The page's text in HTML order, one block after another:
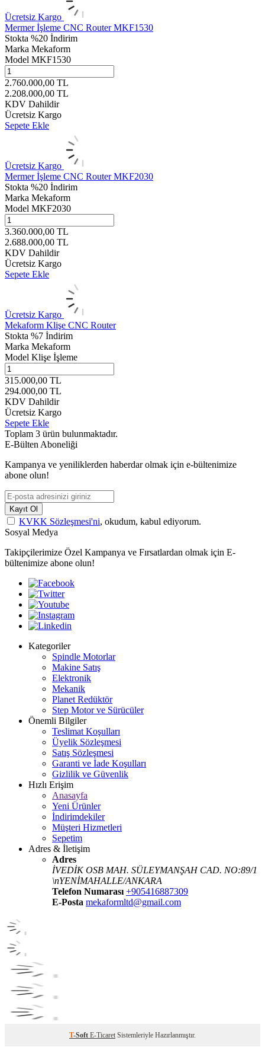
Ücretsiz Kargo
Mermer İşleme CNC Router MKF1530
Stokta %20 İndirim
Marka Mekaform
Model MKF1530
2.760.000,00 TL
2.208.000,00 TL
KDV Dahildir
Ücretsiz Kargo
Sepete Ekle
Ücretsiz Kargo
Mermer İşleme CNC Router MKF2030
Stokta %20 İndirim
Marka Mekaform
Model MKF2030
3.360.000,00 TL
2.688.000,00 TL
KDV Dahildir
Ücretsiz Kargo
Sepete Ekle
Ücretsiz Kargo
Mekaform Klişe CNC Router
Stokta %7 İndirim
Marka Mekaform
Model Klişe İşleme
315.000,00 TL
294.000,00 TL
KDV Dahildir
Ücretsiz Kargo
Sepete Ekle
Toplam 3 ürün bulunmaktadır.
E-Bülten Aboneliği
Kampanya ve yeniliklerden haberdar olmak için e-bültenimize
abone olun!
Kayıt Ol
KVKK Sözleşmesi'ni, okudum, kabul ediyorum.
Sosyal Medya
Takipçilerimize Özel Kampanya ve Fırsatlardan olmak için E-
bültenimize abone olun!
Kategoriler
Spindle Motorlar
Makine Satış
Elektronik
Mekanik
Planet Redüktör
Step Motor ve Sürücüler
Önemli Bilgiler
Teslimat Koşulları
Üyelik Sözleşmesi
Satış Sözleşmesi
Garanti ve İade Koşulları
Gizlilik ve Güvenlik
Hızlı Erişim
Anasayfa
Yeni Ürünler
İndirimdekiler
Müşteri Hizmetleri
Sepetim
Adres & İletişim
Adres
İVEDİK OSB MAH. SÜLEYMANŞAH CAD. NO:89/1
\nYENİMAHALLE/ANKARA
Telefon Numarası +905416887309
E-Posta mekaformltd@gmail.com
T-Soft E-Ticaret Sistemleriyle Hazırlanmıştır.